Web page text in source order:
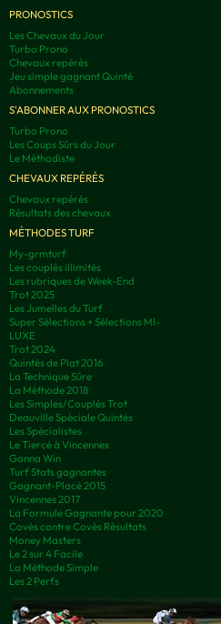
PRONOSTICS
Les Chevaux du Jour
Turbo Prono
Chevaux repérés
Jeu simple gagnant Quinté
Abonnements
S'ABONNER AUX PRONOSTICS
Turbo Prono
Les Coups Sûrs du Jour
Le Méthodiste
CHEVAUX REPÉRÉS
Chevaux repérés
Résultats des chevaux
MÉTHODES TURF
My-grmturf
Les couplés illimités
Les rubriques de Week-End
Trot 2025
Les Jumelles du Turf
Super Sélections + Sélections MI-
LUXE
Trot 2024
Quintés de Plat 2016
La Technique Sûre
La Méthode 2018
Les Simples/Couplés Trot
Deauville Spéciale Quintés
Les Spécialistes
Le Tiercé à Vincennes
Gonna Win
Turf Stats gagnantes
Gagnant-Placé 2015
Vincennes 2017
La Formule Gagnante pour 2020
Covès contre Covès Résultats
Money Masters
Le 2 sur 4 Facile
La Méthode Simple
Les 2 Perfs